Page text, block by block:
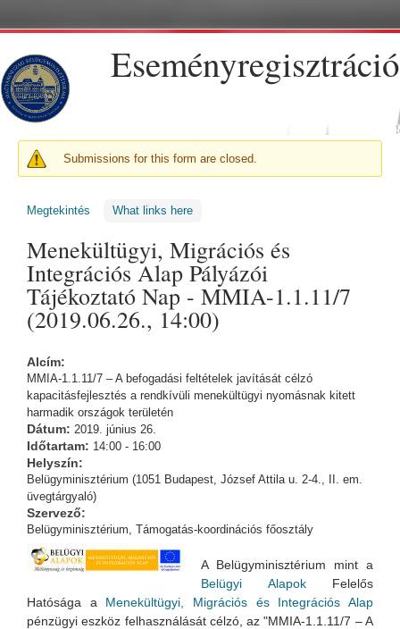
Eseményregisztráció
FIGYELMEZTETŐ ÜZENET
Submissions for this form are closed.
Megtekintés (aktív fül)
What links here
Menekültügyi, Migrációs és
Integrációs Alap Pályázói
Tájékoztató Nap - MMIA-1.1.11/7
(2019.06.26., 14:00)
Alcím:
MMIA-1.1.11/7 – A befogadási feltételek javítását célzó
kapacitásfejlesztés a rendkívüli menekültügyi nyomásnak kitett
harmadik országok területén
Dátum: 2019. június 26.
Időtartam: 14:00 - 16:00
Helyszín:
Belügyminisztérium (1051 Budapest, József Attila u. 2-4., II. em.
üvegtárgyaló)
Szervező:
Belügyminisztérium, Támogatás-koordinációs főosztály
A Belügyminisztérium mint a
Belügyi AlapokFelelős
Hatósága a Menekültügyi, Migrációs és Integrációs Alap
pénzügyi eszköz felhasználását célzó, az "MMIA-1.1.11/7 – A